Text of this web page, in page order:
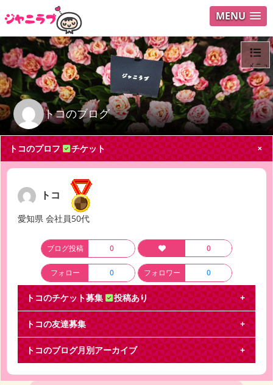
MENU
トコのブログ
メニュ
ログイ
Search
トコのプロフ チケット
トコ
愛知県 会社員50代
ブログ投稿 0 0
フォロー 0 フォロワー 0
トコのチケット募集 投稿あり
キンプリ アリーナツアー 10/7名古屋公演
を探しています
King & Prince ARENA TOUR 2022 ～Made in～ チ
ケットを探
トコの友達募集
トコのブログ月別アーカイブ